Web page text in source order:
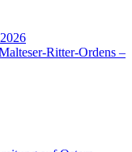
Ritter-Ordens –